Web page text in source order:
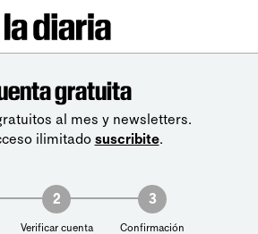
gratuita
al mes y newsletters.
ilimitado suscribite.
2
Verificar cuenta
3
Confirmación